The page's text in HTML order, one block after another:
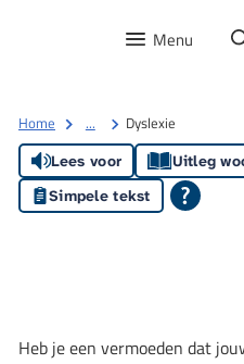
Menu
Home ... Dyslexie
Lees voor
Uitleg
Simpele tekst
Heb je een vermoeden dat